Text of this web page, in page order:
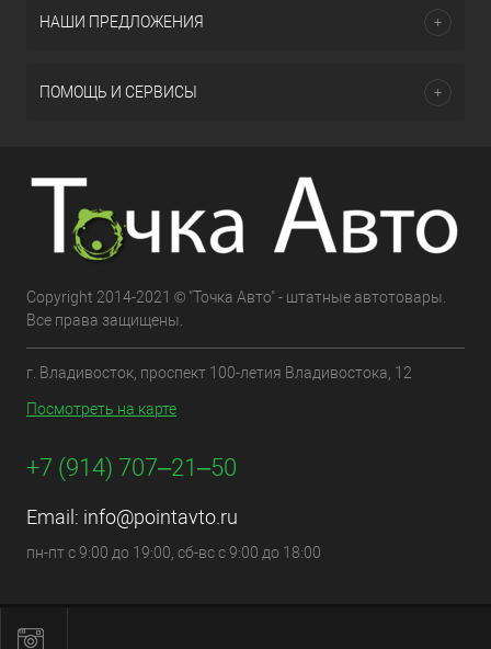
НАШИ ПРЕДЛОЖЕНИЯ
ПОМОЩЬ И СЕРВИСЫ
Copyright 2014-2021 © "Точка Авто" - штатные автотовары.
Все права защищены.
г. Владивосток, проспект 100-летия Владивостока, 12
Посмотреть на карте
+7 (914) 707‒21‒50
Email: info@pointavto.ru
пн-пт с 9:00 до 19:00, сб-вс с 9:00 до 18:00